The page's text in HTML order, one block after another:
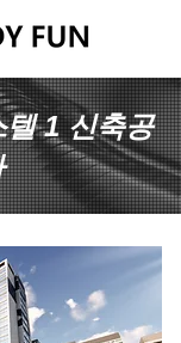
텔 1​신축공